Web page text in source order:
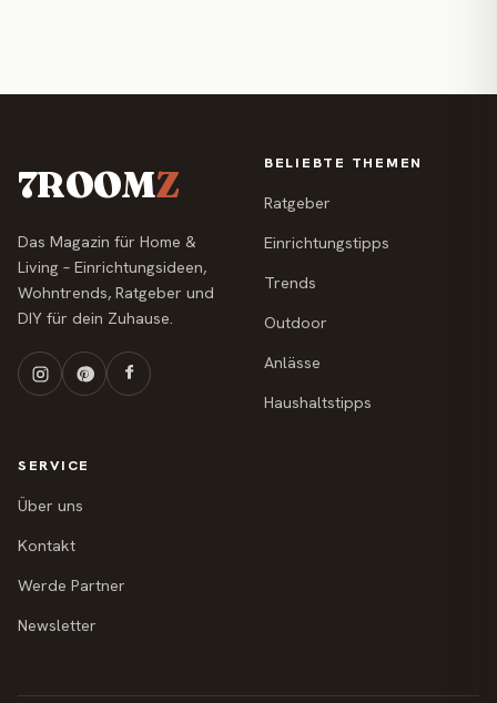
7ROOMZ
Das Magazin für Home &
Living – Einrichtungsideen,
Wohntrends, Ratgeber und
DIY für dein Zuhause.
BELIEBTE THEMEN
Ratgeber
Einrichtungstipps
Trends
Outdoor
Anlässe
Haushaltstipps
SERVICE
Über uns
Kontakt
Werde Partner
Newsletter